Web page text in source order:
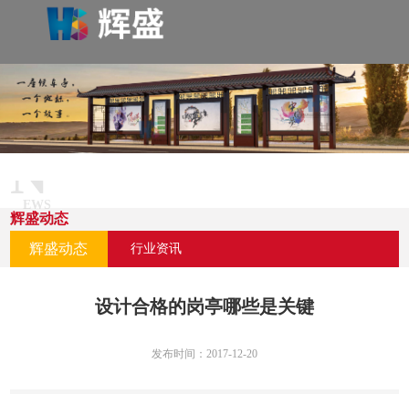
N
EWS
CENTER
辉盛动态
辉盛动态
行业资讯
设计合格的岗亭哪些是关键
发布时间：2017-12-20